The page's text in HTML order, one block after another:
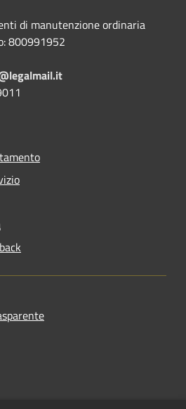
di manutenzione ordinaria
800991952